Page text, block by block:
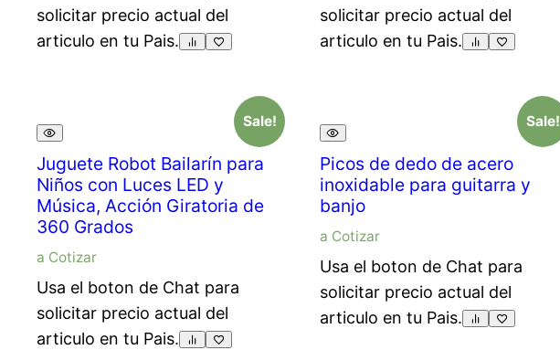
solicitar precio actual del
articulo en tu Pais.
solicitar precio actual del
articulo en tu Pais.
Sale!
Juguete Robot Bailarín para
Niños con Luces LED y
Música, Acción Giratoria de
360 Grados
a Cotizar
Usa el boton de Chat para
solicitar precio actual del
articulo en tu Pais.
Sale!
Picos de dedo de acero
inoxidable para guitarra y
banjo
a Cotizar
Usa el boton de Chat para
solicitar precio actual del
articulo en tu Pais.